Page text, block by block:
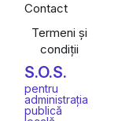
Contact
Termeni și
condiții
S.O.S.
pentru
administrația
publică